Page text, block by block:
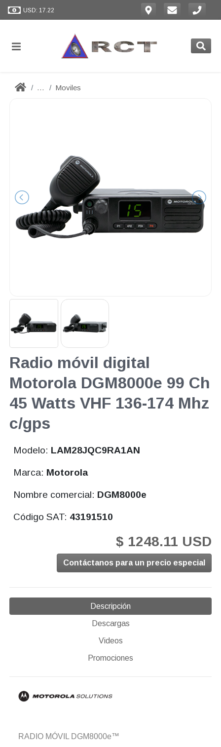
USD: 17.22
... Moviles
Radio móvil digital
Motorola DGM8000e 99 Ch
45 Watts VHF 136-174 Mhz
c/gps
Modelo: LAM28JQC9RA1AN
Marca: Motorola
Nombre comercial: DGM8000e
Código SAT: 43191510
$ 1248.11 USD
Contáctanos para un precio especial
Descripción
Descargas
Videos
Promociones
RADIO MÓVIL DGM8000e™